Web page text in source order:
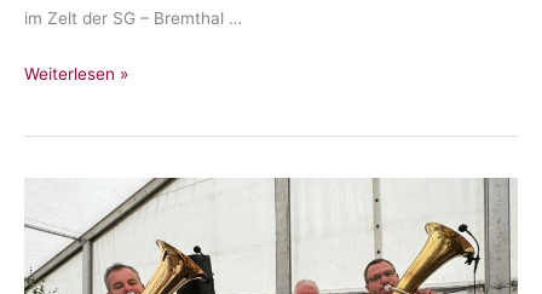
im Zelt der SG – Bremthal …
Sommerfest
Weiterlesen »